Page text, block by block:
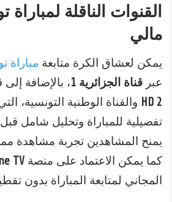
القنوات الناقلة
مالي
يمكن لعشاق الكرة متابعة مباراة
عبر قناة الجزائرية 1 ، بالإضافة
HD 2 والقناة الوطنية التونسية،
تفصيلية للمباراة وتحليل شامل قبل
يمنح المشاهدين تجربة مشاهدة
كما يمكن الاعتماد على منصة TV
المجاني لمتابعة المباراة بدون